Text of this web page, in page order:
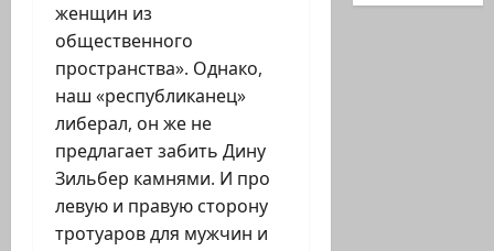
женщин из
общественного
пространства». Однако,
наш «республиканец»
либерал, он же не
предлагает забить Дину
Зильбер камнями. И про
левую и правую сторону
тротуаров для мужчин и